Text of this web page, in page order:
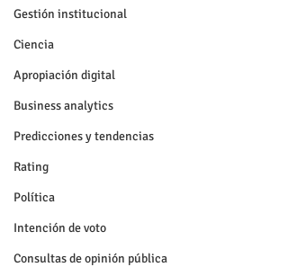
Gestión institucional
Ciencia
Apropiación digital
Business analytics
Predicciones y tendencias
Rating
Política
Intención de voto
Consultas de opinión pública